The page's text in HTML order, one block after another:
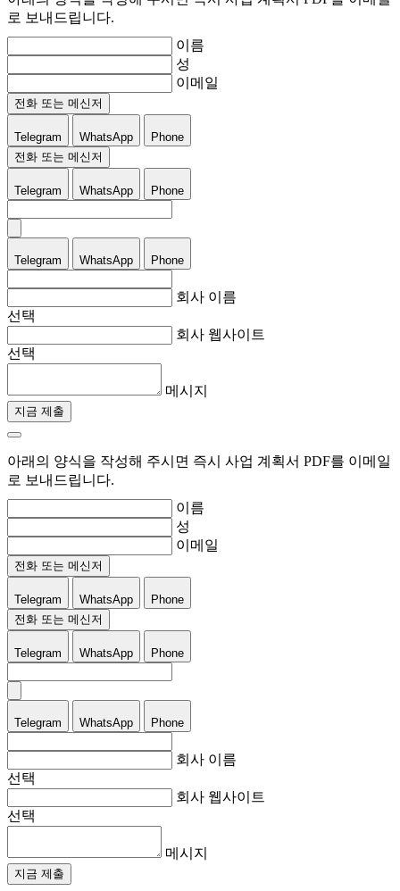
로 보내드립니다.
이름
성
이메일
전화 또는 메신저
Telegram WhatsApp
Phone
전화 또는 메신저
Telegram WhatsApp Phone
Telegram WhatsApp Phone
회사 이름
선택
회사 웹사이트
선택
메시지
지금 제출
아래의 양식을 작성해 주시면 즉시 사업 계획서 PDF를 이메일
로 보내드립니다.
이름
성
이메일
전화 또는 메신저
Telegram WhatsApp
Phone
전화 또는 메신저
Telegram WhatsApp Phone
Telegram WhatsApp Phone
회사 이름
선택
회사 웹사이트
선택
메시지
지금 제출